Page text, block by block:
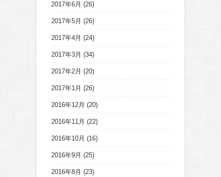
2017年6月 (26)
2017年5月 (26)
2017年4月 (24)
2017年3月 (34)
2017年2月 (20)
2017年1月 (26)
2016年12月 (20)
2016年11月 (22)
2016年10月 (16)
2016年9月 (25)
2016年8月 (23)